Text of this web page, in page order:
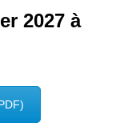
2027 à